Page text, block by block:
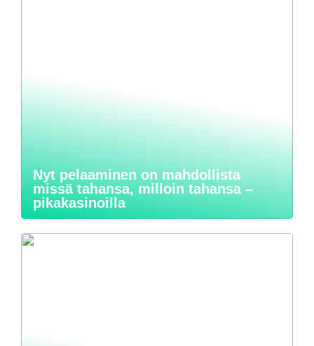
Nyt pelaaminen on mahdollista
missä tahansa, milloin tahansa –
pikakasinoilla